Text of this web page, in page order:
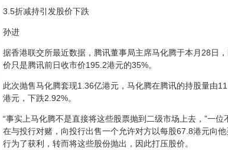
3.5折减持引发股价下跌
孙进
据香港联交所最近数据，腾讯董事局主席马化腾于本月28日
价只是腾讯前日收市价195.2港元的35%。
此次抛售马化腾套现1.36亿港元，马化腾在腾讯的持股量由
港元，下跌2.92%。
“事实上马化腾不是直接将这些股票抛到二级市场上去，”一
在与投行对赌，向投行出售一个允许对方以每股67.8港元向
行为了获利，转而将这些股份抛出，因此打压股价。